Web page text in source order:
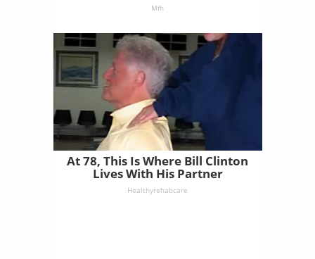
Mfh
At 78, This Is Where Bill Clinton
Lives With His Partner
Healthyrehabcare